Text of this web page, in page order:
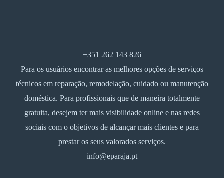
+351 262 143 826
Para os usuários encontrar as melhores opções de serviços
técnicos em reparação, remodelação, cuidado ou manutenção
doméstica. Para profissionais que de maneira totalmente
gratuita, desejem ter mais visibilidade online e nas redes
sociais com o objetivos de alcançar mais clientes e para
prestar os seus valorados serviços.
info@eparaja.pt